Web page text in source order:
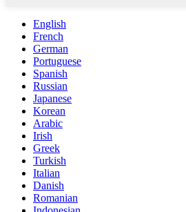
English
French
German
Portuguese
Spanish
Russian
Japanese
Korean
Arabic
Irish
Greek
Turkish
Italian
Danish
Romanian